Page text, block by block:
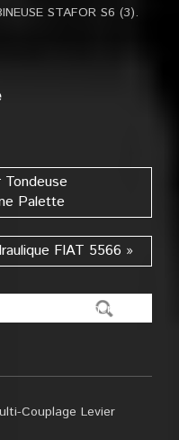
STAFOR S6 (3).
Palette
FIAT 5566 »
Couplage Levier